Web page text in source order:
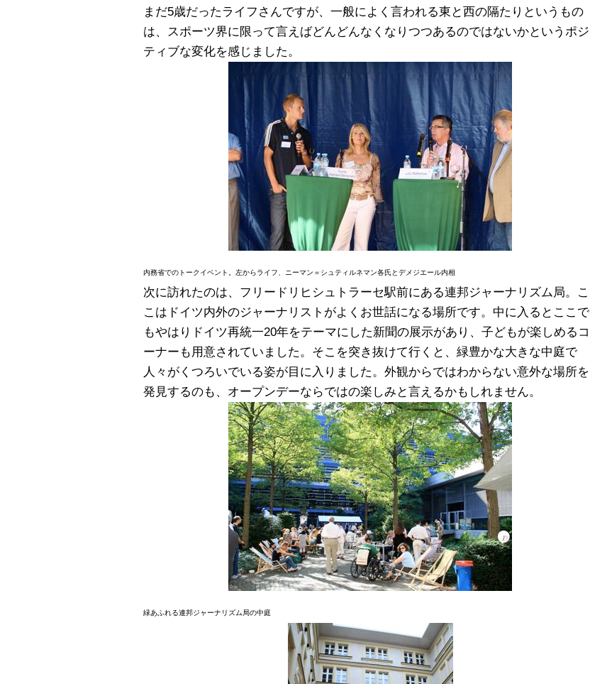
まだ5歳だったライフさんですが、一般によく言われる東と西の隔たりというもの
は、スポーツ界に限って言えばどんどんなくなりつつあるのではないかというポジ
ティブな変化を感じました。
内務省でのトークイベント。左からライフ、ニーマン＝シュティルネマン各氏とデメジエール内相
次に訪れたのは、フリードリヒシュトラーセ駅前にある連邦ジャーナリズム局。こ
こはドイツ内外のジャーナリストがよくお世話になる場所です。中に入るとここで
もやはりドイツ再統一20年をテーマにした新聞の展示があり、子どもが楽しめるコ
ーナーも用意されていました。そこを突き抜けて行くと、緑豊かな大きな中庭で
人々がくつろいでいる姿が目に入りました。外観からではわからない意外な場所を
発見するのも、オープンデーならではの楽しみと言えるかもしれません。
緑あふれる連邦ジャーナリズム局の中庭